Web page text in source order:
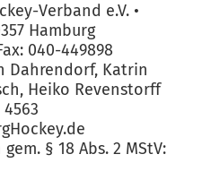
Verband e.V. •
Hamburg
040-449898
Dahrendorf, Katrin
Heiko Revenstorff
§ 18 Abs. 2 MStV: